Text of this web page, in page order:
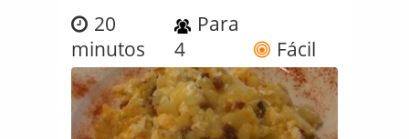
20
minutos
Para
4
Fácil